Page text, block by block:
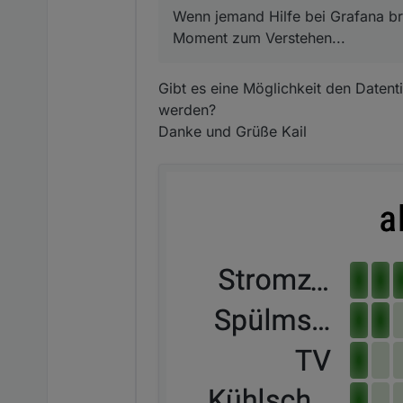
Wichtig ist die
aufzeichnen" mit der
In Grafana wird dann
Die Einzelverbraucher
müssen davon
als "hidden" oder
Wenn jemand Hilfe bei Grafana
Moment zum Verstehen...
Gibt es eine Möglichkeit den
werden?
Danke und Grüße Kail